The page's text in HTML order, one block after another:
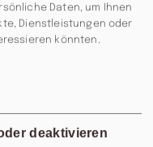
Daten, um Ihnen
Dienstleistungen oder
könnten.
deaktivieren